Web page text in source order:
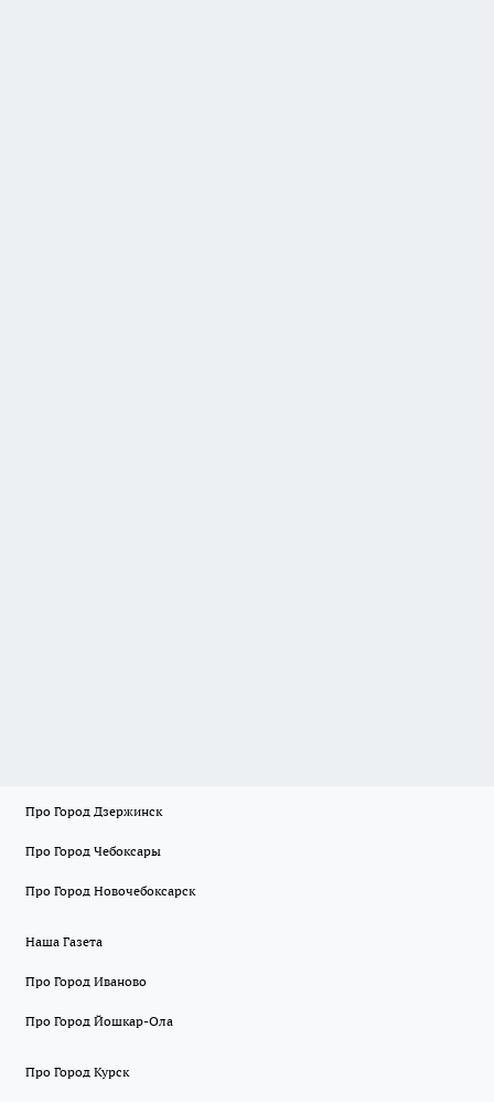
Про Город Дзержинск
Про Город Чебоксары
Про Город Новочебоксарск
Наша Газета
Про Город Иваново
Про Город Йошкар-Ола
Про Город Курск